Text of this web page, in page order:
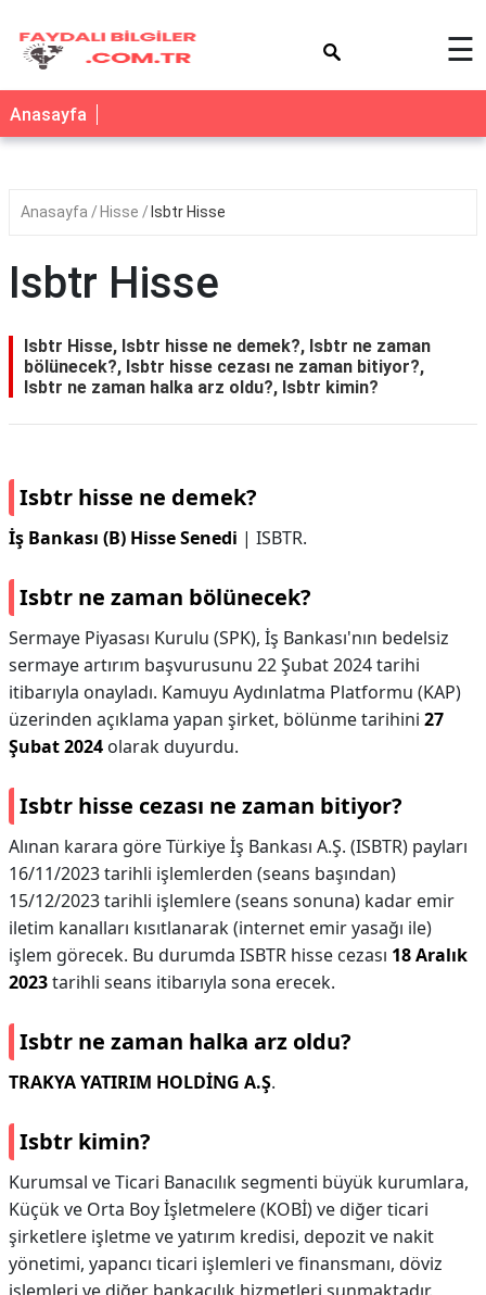
☰
Anasayfa
Anasayfa Hisse Isbtr Hisse
Isbtr Hisse
Isbtr Hisse, Isbtr hisse ne demek?, Isbtr ne zaman
bölünecek?, Isbtr hisse cezası ne zaman bitiyor?,
Isbtr ne zaman halka arz oldu?, Isbtr kimin?
Isbtr hisse ne demek?
İş Bankası (B) Hisse Senedi | ISBTR.
Isbtr ne zaman bölünecek?
Sermaye Piyasası Kurulu (SPK), İş Bankası'nın bedelsiz
sermaye artırım başvurusunu 22 Şubat 2024 tarihi
itibarıyla onayladı. Kamuyu Aydınlatma Platformu (KAP)
üzerinden açıklama yapan şirket, bölünme tarihini 27
Şubat 2024 olarak duyurdu.
Isbtr hisse cezası ne zaman bitiyor?
Alınan karara göre Türkiye İş Bankası A.Ş. (ISBTR) payları
16/11/2023 tarihli işlemlerden (seans başından)
15/12/2023 tarihli işlemlere (seans sonuna) kadar emir
iletim kanalları kısıtlanarak (internet emir yasağı ile)
işlem görecek. Bu durumda ISBTR hisse cezası 18 Aralık
2023tarihli seans itibarıyla sona erecek.
Isbtr ne zaman halka arz oldu?
TRAKYA YATIRIM HOLDİNG A.Ş.
Isbtr kimin?
Kurumsal ve Ticari Banacılık segmenti büyük kurumlara,
Küçük ve Orta Boy İşletmelere (KOBİ) ve diğer ticari
şirketlere işletme ve yatırım kredisi, depozit ve nakit
yönetimi, yapancı ticari işlemleri ve finansmanı, döviz